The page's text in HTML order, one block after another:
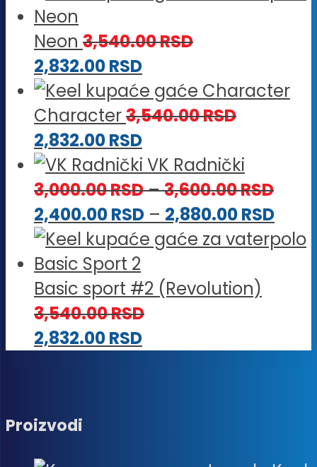
Neon 3,540.00RSD
2,832.00RSD
Character3,540.00RSD
2,832.00RSD
VK Radnički
3,000.00RSD–3,600.00RSD
od
2,400.00RSD – 2,880.00RSD
Basic sport #2 (Revolution)
3,540.00RSD
2,832.00RSD
Proizvodi